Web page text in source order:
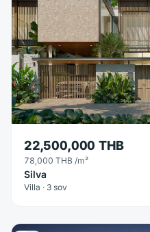
22,500,000 THB
78,000 THB /m²
Silva
Villa · 3 sov